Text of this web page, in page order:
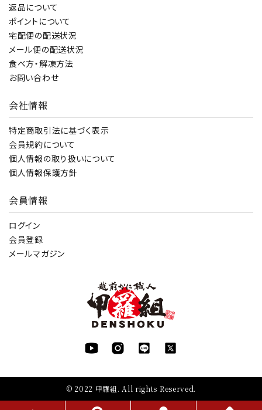
返品について
ポイントについて
宅配便の配送状況
メール便の配送状況
食べ方・解凍方法
お問い合わせ
会社情報
特定商取引法に基づく表示
会員規約について
個人情報の取り扱いについて
個人情報保護方針
会員情報
ログイン
会員登録
メールマガジン
© 2022 甲羅組. All rights Reserved.